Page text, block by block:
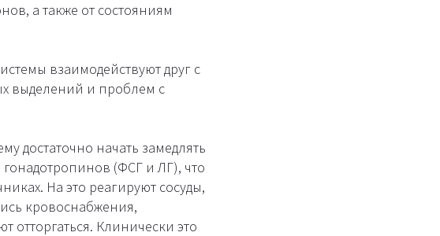
а также от состояниям
взаимодействуют друг с
выделений и проблем с
достаточно начать замедлять
гонадотропинов (ФСГ и ЛГ), что
На это реагируют сосуды,
кровоснабжения,
отторгаться. Клинически это